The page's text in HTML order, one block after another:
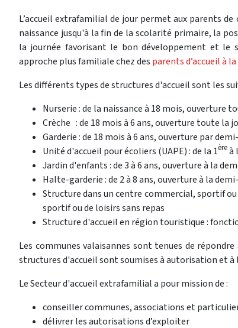
L’accueil extrafamilial de jour permet aux parents
naissance jusqu'à la fin de la scolarité primaire, la
la journée favorisant le bon développement et le
approche plus familiale chez des parents d’accueil à
Les différents types de structures d'accueil sont les
Nurserie : de la naissance à 18 mois, ouverture
Crèche : de 18 mois à 6 ans, ouverture toute la
Garderie : de 18 mois à 6 ans, ouverture par
Unité d'accueil pour écoliers (UAPE) : de la 1èreà
Jardin d'enfants : de 3 à 6 ans, ouverture à la
Halte-garderie : de 2 à 8 ans, ouverture à la
Structure dans un centre commercial, sportif
sportif ou de loisirs sans repas
Structure d'accueil en région touristique :
Les communes valaisannes sont tenues de
structures d'accueil sont soumises à autorisation et à
Le Secteur d'accueil extrafamilial a pour mission de :
conseiller communes, associations et
délivrer les autorisations d’exploiter